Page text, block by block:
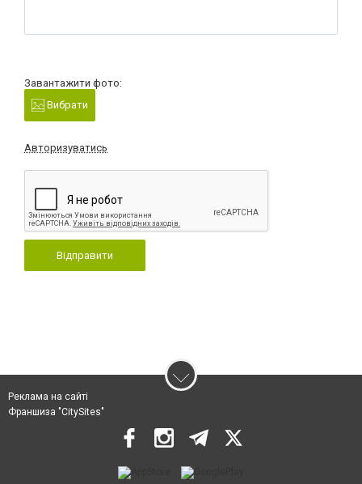
Завантажити фото:
Вибрати
Авторизуватись
Відправити
Реклама на сайті
Франшиза "CitySites"